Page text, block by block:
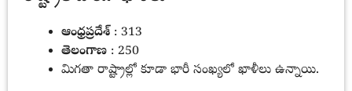
ఆంధ్రప్రదేశ్ : 313
తెలంగాణ : 250
మిగతా రాష్ట్రాల్లో కూడా భారీ సంఖ్యలో ఖాళీలు ఉన్నాయి.